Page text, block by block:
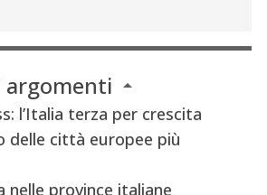
argomenti
l’Italia terza per crescita
delle città europee più
nelle province italiane